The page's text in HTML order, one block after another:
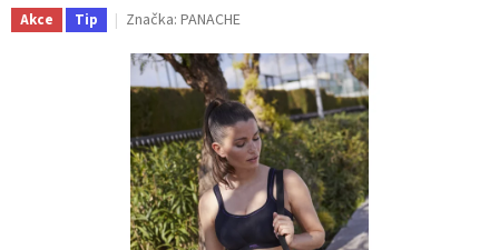
Akce Tip Značka: PANACHE